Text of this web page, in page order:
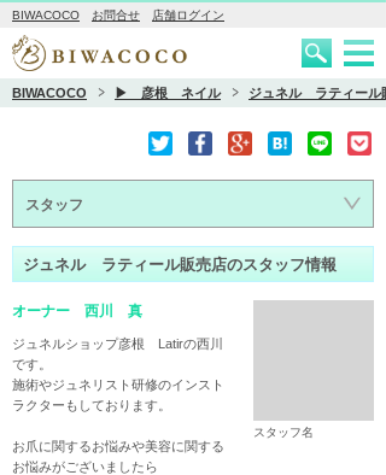
BIWACOCO お問合せ 店舗ログイン
BIWACOCO ▶ 彦根 ネイル ジュネル ラティール
スタッフ
ジュネル ラティール販売店のスタッフ情報
オーナー 西川 真
ジュネルショップ彦根　Latirの西川
です。
施術やジュネリスト研修のインスト
ラクターもしております。
お爪に関するお悩みや美容に関する
お悩みがございましたら
スタッフ名